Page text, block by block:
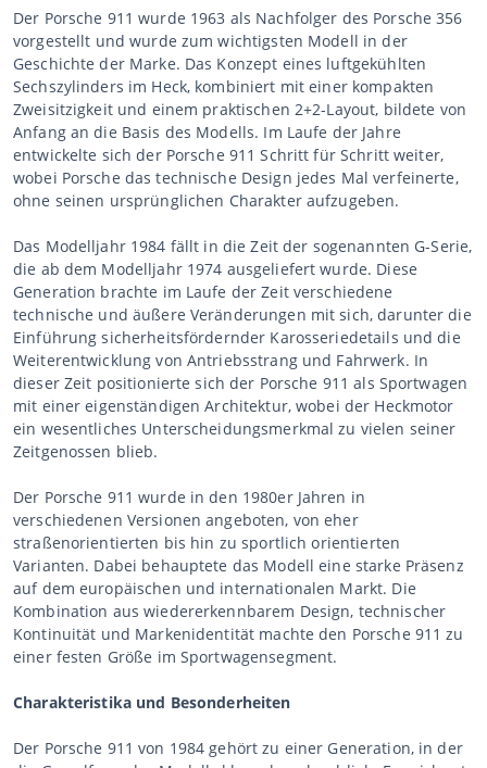
Der Porsche 911 wurde 1963 als Nachfolger des Porsche 356
vorgestellt und wurde zum wichtigsten Modell in der
Geschichte der Marke. Das Konzept eines luftgekühlten
Sechszylinders im Heck, kombiniert mit einer kompakten
Zweisitzigkeit und einem praktischen 2+2-Layout, bildete von
Anfang an die Basis des Modells. Im Laufe der Jahre
entwickelte sich der Porsche 911 Schritt für Schritt weiter,
wobei Porsche das technische Design jedes Mal verfeinerte,
ohne seinen ursprünglichen Charakter aufzugeben.
Das Modelljahr 1984 fällt in die Zeit der sogenannten G-Serie,
die ab dem Modelljahr 1974 ausgeliefert wurde. Diese
Generation brachte im Laufe der Zeit verschiedene
technische und äußere Veränderungen mit sich, darunter die
Einführung sicherheitsfördernder Karosseriedetails und die
Weiterentwicklung von Antriebsstrang und Fahrwerk. In
dieser Zeit positionierte sich der Porsche 911 als Sportwagen
mit einer eigenständigen Architektur, wobei der Heckmotor
ein wesentliches Unterscheidungsmerkmal zu vielen seiner
Zeitgenossen blieb.
Der Porsche 911 wurde in den 1980er Jahren in
verschiedenen Versionen angeboten, von eher
straßenorientierten bis hin zu sportlich orientierten
Varianten. Dabei behauptete das Modell eine starke Präsenz
auf dem europäischen und internationalen Markt. Die
Kombination aus wiedererkennbarem Design, technischer
Kontinuität und Markenidentität machte den Porsche 911 zu
einer festen Größe im Sportwagensegment.
Charakteristika und Besonderheiten
Der Porsche 911 von 1984 gehört zu einer Generation, in der